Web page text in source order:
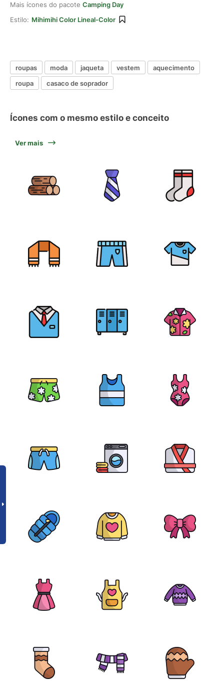
Mais ícones do pacote Camping Day
Estilo: Mihimihi Color Lineal-Color
roupas moda jaqueta vestem
aquecimento
roupa
casaco de soprador
Ícones com o mesmo estilo e conceito
Ver mais